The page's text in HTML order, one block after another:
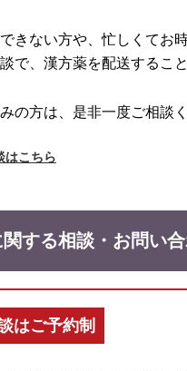
きない方や、忙しくてお
で、漢方薬を配送するこ
の方は、是非一度ご相談く
はこちら
する相談・お問い
はご予約制